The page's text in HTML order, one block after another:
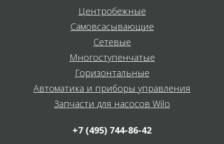
Центробежные
Самовсасывающие
Сетевые
Многоступенчатые
Горизонтальные
Автоматика и приборы управления
Запчасти для насосов Wilo
+7 (495) 744-86-42